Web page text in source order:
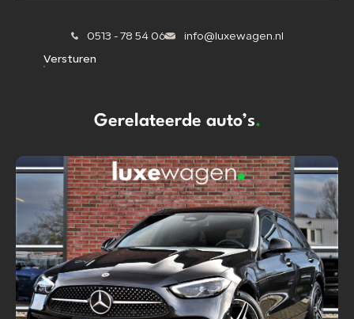
0513 - 78 54 06
info@luxewagen.nl
Versturen
Gerelateerde auto’s.